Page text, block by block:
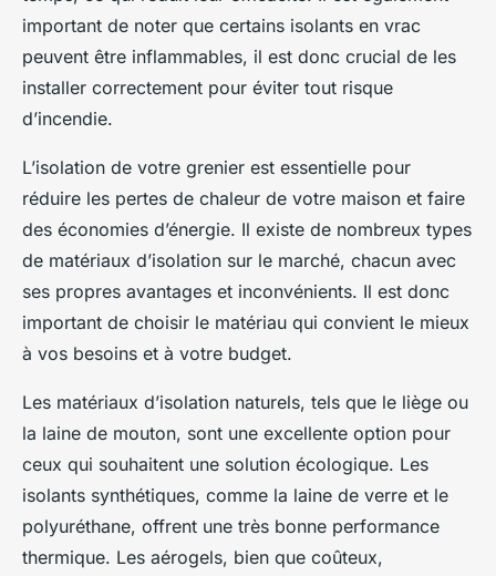
important de noter que certains isolants en vrac
peuvent être inflammables, il est donc crucial de les
installer correctement pour éviter tout risque
d’incendie.
L’isolation de votre grenier est essentielle pour
réduire les pertes de chaleur de votre maison et faire
des économies d’énergie. Il existe de nombreux types
de matériaux d’isolation sur le marché, chacun avec
ses propres avantages et inconvénients. Il est donc
important de choisir le matériau qui convient le mieux
à vos besoins et à votre budget.
Les matériaux d’isolation naturels, tels que le liège ou
la laine de mouton, sont une excellente option pour
ceux qui souhaitent une solution écologique. Les
isolants synthétiques, comme la laine de verre et le
polyuréthane, offrent une très bonne performance
thermique. Les aérogels, bien que coûteux,